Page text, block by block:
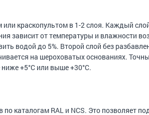
краскопультом в 1-2 слоя. Каждый
зависит от температуры и влажности
водой до 5%. Второй слой без
на шероховатых основаниях.
+5°C или выше +30°C.
по каталогам RAL и NCS. Это позволяет